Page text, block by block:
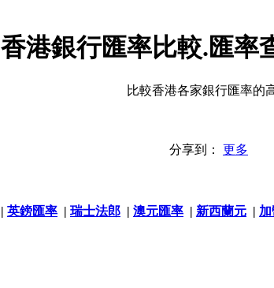
香港銀行匯率比較.匯率
比較香港各家銀行匯率的
分享到： 更多
| 英鎊匯率 | 瑞士法郎 | 澳元匯率 | 新西蘭元 |